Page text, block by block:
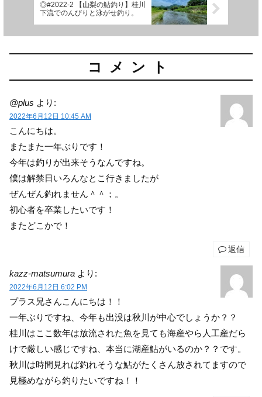
◎#2022-2 【山梨の鮎釣り】桂川
下流でのんびりと泳がせ釣り。
コメント
@plus より:
2022年6月12日 10:45 AM
こんにちは。
またまた一年ぶりです！
今年は釣りが出来そうなんですね。
僕は解禁日いろんなとこ行きましたが
ぜんぜん釣れません＾＾；。
初心者を卒業したいです！
またどこかで！
返信
kazz-matsumura より:
2022年6月12日 6:02 PM
プラス兄さんこんにちは！！
一年ぶりですね、今年も出没は秋川が中心でしょうか？？
桂川はここ数年は放流された魚を見ても海産やら人工産だら
けで厳しい感じですね、本当に湖産鮎がいるのか？？です。
秋川は時間見れば釣れそうな鮎がたくさん放されてますので
見極めながら釣りたいですね！！